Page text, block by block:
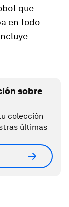
que
en todo
sobre
colección
últimas